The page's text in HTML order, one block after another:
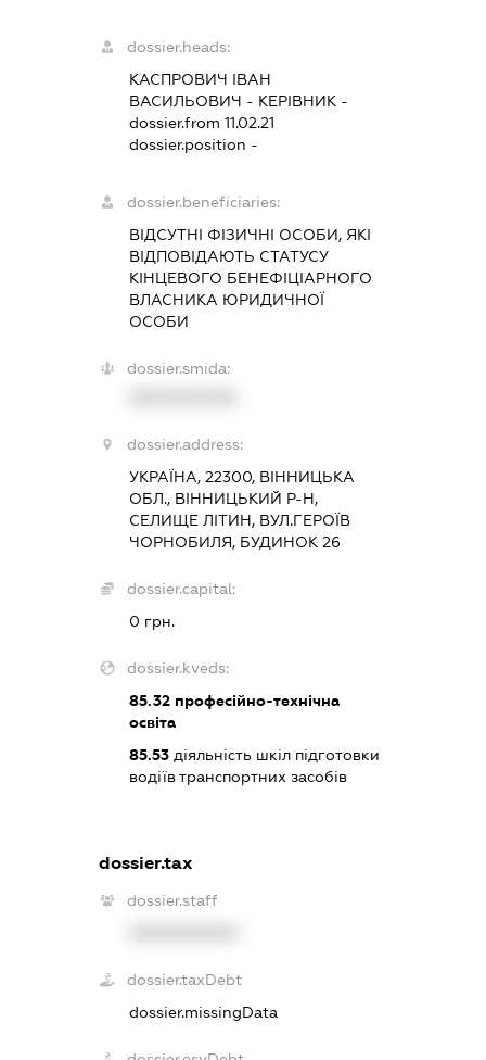
dossier.heads:
КАСПРОВИЧ ІВАН
ВАСИЛЬОВИЧ - КЕРІВНИК-
dossier.from 11.02.21
dossier.position -
dossier.beneficiaries:
ВІДСУТНІ ФІЗИЧНІ ОСОБИ, ЯКІ
ВІДПОВІДАЮТЬ СТАТУСУ
КІНЦЕВОГО БЕНЕФІЦІАРНОГО
ВЛАСНИКА ЮРИДИЧНОЇ
ОСОБИ
dossier.smida:
dossier.address:
УКРАЇНА, 22300, ВІННИЦЬКА
ОБЛ., ВІННИЦЬКИЙ Р-Н,
СЕЛИЩЕ ЛІТИН, ВУЛ.ГЕРОЇВ
ЧОРНОБИЛЯ, БУДИНОК 26
dossier.capital:
0 грн.
dossier.kveds:
85.32професійно-технічна
освіта
85.53діяльність шкіл підготовки
водіїв транспортних засобів
dossier.tax
dossier.staff
dossier.taxDebt
dossier.missingData